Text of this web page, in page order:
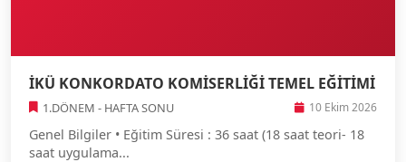
İKÜ KONKORDATO KOMİSERLİĞİ TEMEL EĞİTİMİ
1.DÖNEM - HAFTA SONU 10 Ekim 2026
Genel Bilgiler • Eğitim Süresi : 36 saat (18 saat teori- 18
saat uygulama...